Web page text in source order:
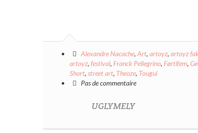
Alexandre Nacache, Art, artoyz, artoyz
artoyz, festival, Franck Pellegrino, Førtifem,
Short, street art, Theoze, Tougui
Pas de commentaire
UGLYMELY